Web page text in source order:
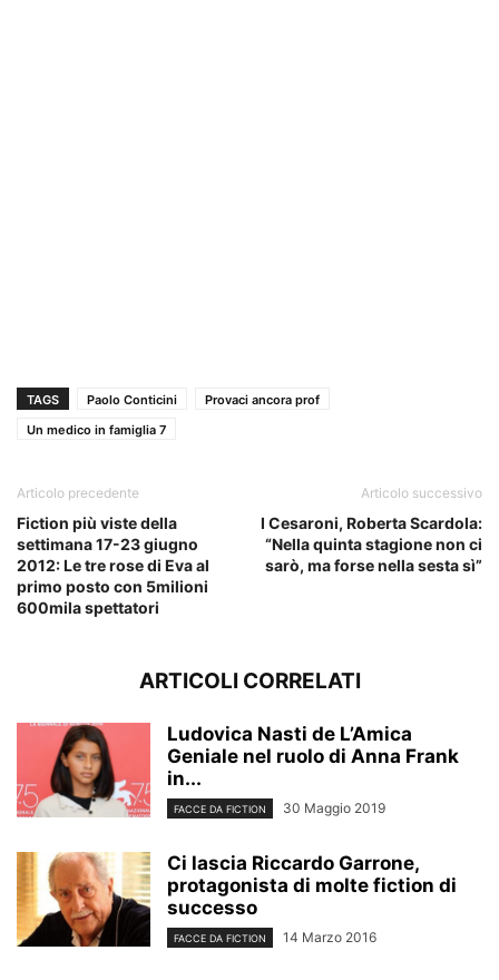
TAGS Paolo Conticini
Provaci ancora prof
Un medico in famiglia 7
Articolo precedente
Fiction più viste della
settimana 17-23 giugno
2012: Le tre rose di Eva al
primo posto con 5milioni
600mila spettatori
Articolo successivo
I Cesaroni, Roberta Scardola:
“Nella quinta stagione non ci
sarò, ma forse nella sesta sì”
ARTICOLI CORRELATI
Ludovica Nasti de L’Amica
Geniale nel ruolo di Anna Frank
in...
FACCE DA FICTION 30 Maggio 2019
Ci lascia Riccardo Garrone,
protagonista di molte fiction di
successo
FACCE DA FICTION 14 Marzo 2016